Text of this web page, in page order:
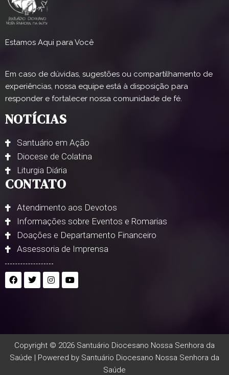
Estamos Aqui para Você
Em caso de dúvidas, sugestões ou compartilhamento de
experiências, nossa equipe está à disposição para
responder e fortalecer nossa comunidade de fé.
NOTÍCIAS
Santuário em Ação
Diocese de Colatina
Liturgia Diária
CONTATO
Atendimento aos Devotos
Informações sobre Eventos e Romarias
Doações e Departamento Financeiro
Assessoria de Imprensa
Copyright © 2026 Santuário Diocesano Nossa Senhora da
Saúde | Powered by Santuário Diocesano Nossa Senhora da
Saúde